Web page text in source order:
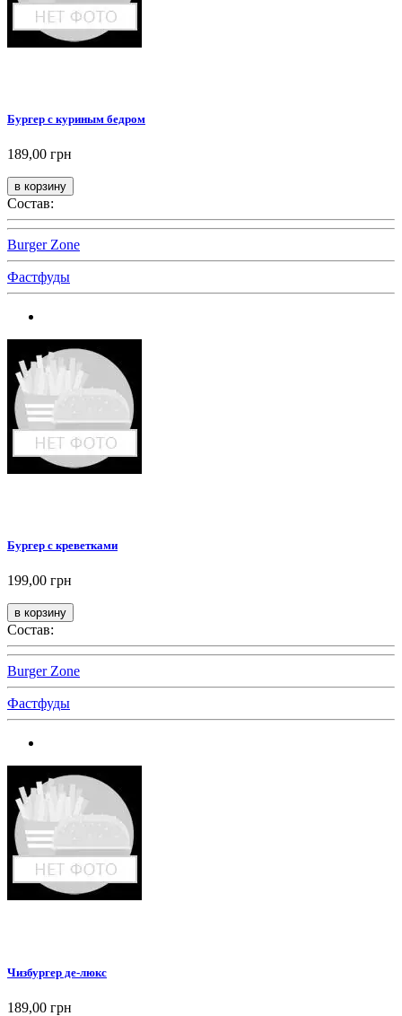
Бургер с куриным бедром
189,00 грн
Состав:
Burger Zone
Фастфуды
Бургер с креветками
199,00 грн
Состав:
Burger Zone
Фастфуды
Чизбургер де-люкс
189,00 грн